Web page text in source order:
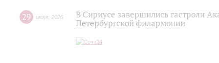
29 июля 2026
В Сириусе завершились гастроли
Петербургской филармонии